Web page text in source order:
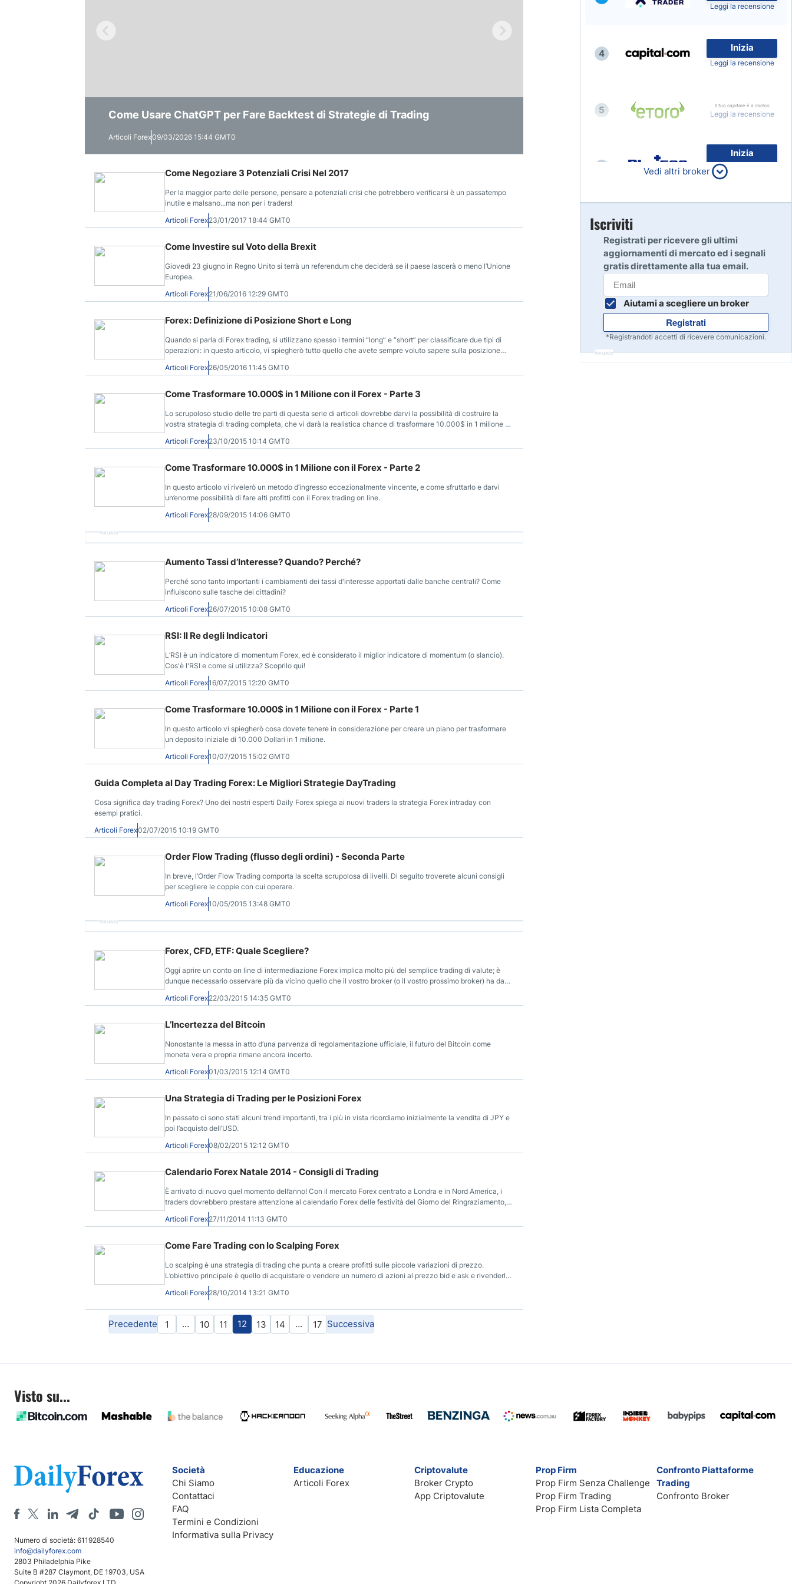
Come Usare ChatGPT per Fare Backtest di Strategie di Trading
Articoli Forex09/03/2026 15:44 GMT0
Rischi
Articoli Forex07/02/2026 07:00 GMT0
Stanno Ridefinendo le Previsioni Globali
Articoli Forex04/02/2026 11:39 GMT0
Come Negoziare 3 Potenziali Crisi Nel 2017
Per la maggior parte delle persone, pensare a potenziali crisi che potrebbero verificarsi è un passatempo
inutile e malsano...ma non per i traders!
Articoli Forex23/01/2017 18:44 GMT0
Come Investire sul Voto della Brexit
Giovedì 23 giugno in Regno Unito si terrà un referendum che deciderà se il paese lascerà o meno l’Unione
Europea.
Articoli Forex21/06/2016 12:29 GMT0
Forex: Definizione di Posizione Short e Long
Quando si parla di Forex trading, si utilizzano spesso i termini “long” e “short” per classificare due tipi di
operazioni: in questo articolo, vi spiegherò tutto quello che avete sempre voluto sapere sulla posizione
short e long Forex.
Articoli Forex26/05/2016 11:45 GMT0
Come Trasformare 10.000$ in 1 Milione con il Forex - Parte 3
Lo scrupoloso studio delle tre parti di questa serie di articoli dovrebbe darvi la possibilità di costruire la
vostra strategia di trading completa, che vi darà la realistica chance di trasformare 10.000$ in 1 milione di
Articoli Forex23/10/2015 10:14 GMT0
Come Trasformare 10.000$ in 1 Milione con il Forex - Parte 2
In questo articolo vi rivelerò un metodo d’ingresso eccezionalmente vincente, e come sfruttarlo e darvi
un’enorme possibilità di fare alti profitti con il Forex trading on line.
Articoli Forex28/09/2015 14:06 GMT0
Annuncio
Aumento Tassi d’Interesse? Quando? Perché?
Perché sono tanto importanti i cambiamenti dei tassi d'interesse apportati dalle banche centrali? Come
influiscono sulle tasche dei cittadini?
Articoli Forex26/07/2015 10:08 GMT0
RSI: Il Re degli Indicatori
L’RSI è un indicatore di momentum Forex, ed è considerato il miglior indicatore di momentum (o slancio).
Cos'è l'RSI e come si utilizza? Scoprilo qui!
Articoli Forex16/07/2015 12:20 GMT0
Come Trasformare 10.000$ in 1 Milione con il Forex - Parte 1
In questo articolo vi spiegherò cosa dovete tenere in considerazione per creare un piano per trasformare
un deposito iniziale di 10.000 Dollari in 1 milione.
Articoli Forex10/07/2015 15:02 GMT0
Guida Completa al Day Trading Forex: Le Migliori Strategie DayTrading
Cosa significa day trading Forex? Uno dei nostri esperti Daily Forex spiega ai nuovi traders la strategia Forex intraday con
esempi pratici.
Articoli Forex02/07/2015 10:19 GMT0
Order Flow Trading (flusso degli ordini) - Seconda Parte
In breve, l’Order Flow Trading comporta la scelta scrupolosa di livelli. Di seguito troverete alcuni consigli
per scegliere le coppie con cui operare.
Articoli Forex10/05/2015 13:48 GMT0
Annuncio
Forex, CFD, ETF: Quale Scegliere?
Oggi aprire un conto on line di intermediazione Forex implica molto più del semplice trading di valute; è
dunque necessario osservare più da vicino quello che il vostro broker (o il vostro prossimo broker) ha da
Articoli Forex22/03/2015 14:35 GMT0
L’Incertezza del Bitcoin
Nonostante la messa in atto d’una parvenza di regolamentazione ufficiale, il futuro del Bitcoin come
moneta vera e propria rimane ancora incerto.
Articoli Forex01/03/2015 12:14 GMT0
Una Strategia di Trading per le Posizioni Forex
In passato ci sono stati alcuni trend importanti, tra i più in vista ricordiamo inizialmente la vendita di JPY e
poi l’acquisto dell’USD.
Articoli Forex08/02/2015 12:12 GMT0
Calendario Forex Natale 2014 - Consigli di Trading
È arrivato di nuovo quel momento dell’anno! Con il mercato Forex centrato a Londra e in Nord America, i
traders dovrebbero prestare attenzione al calendario Forex delle festività del Giorno del Ringraziamento,
Natale e Capodanno 2014.
Articoli Forex27/11/2014 11:13 GMT0
Come Fare Trading con lo Scalping Forex
Lo scalping è una strategia di trading che punta a creare profitti sulle piccole variazioni di prezzo.
L’obiettivo principale è quello di acquistare o vendere un numero di azioni al prezzo bid e ask e rivenderle
velocemente a qualche centesimo in più o in meno per trarre profitto.
Articoli Forex28/10/2014 13:21 GMT0
Precedente 1 … 10 11 12 13 14 … 17 Successiva
Leggi la recensione
4
Inizia
Leggi la recensione
5 Il tuo capitale è a rischio
Leggi la recensione
Inizia
80% dei conti al dettaglio di
CFD perdono denaro
7
Inizia
Inizia
Vedi altri broker
Iscriviti
Registrati per ricevere gli ultimi
aggiornamenti di mercato ed i segnali
gratis direttamente alla tua email.
Aiutami a scegliere un broker
Registrati
*Registrandoti accetti di ricevere comunicazioni.
Annuncio
Visto su...
Numero di società: 611928540
info@dailyforex.com
2803 Philadelphia Pike
Suite B #287 Claymont, DE 19703, USA
Società
Chi Siamo
Contattaci
FAQ
Termini e Condizioni
Informativa sulla Privacy
Educazione
Articoli Forex
Criptovalute
Broker Crypto
App Criptovalute
Prop Firm
Prop Firm Senza Challenge
Prop Firm Trading
Prop Firm Lista Completa
Confronto Piattaforme
Trading
Confronto Broker